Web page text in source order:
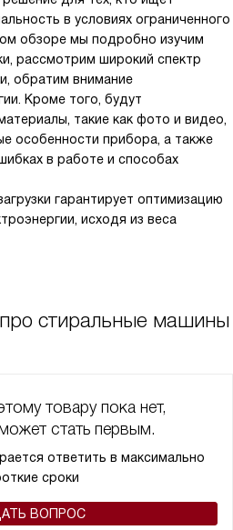
в последнее время. Я
надежную и эффективную
действительно делает мою
в условиях ограниченного
обзоре мы подробно изучим
рассмотрим широкий спектр
обратим внимание
Кроме того, будут
такие как фото и видео,
особенности прибора, а также
в работе и способах
гарантирует оптимизацию
исходя из веса
стиральные машины
товару пока нет,
стать первым.
ответить в максимально
сроки
ВОПРОС